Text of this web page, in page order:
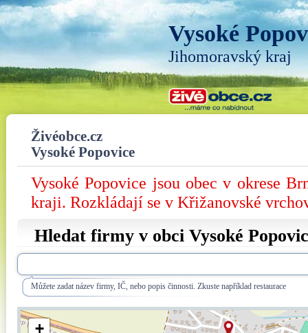
Vysoké
Jihomoravský kraj
Živéobce.cz
Vysoké Popovice
Vysoké Popovice jsou obec v okrese
kraji. Rozkládají se v Křižanovské
Hledat firmy v obci Vysoké
Můžete zadat název firmy, IČ, nebo popis činnosti. Zkuste například restaurace
+